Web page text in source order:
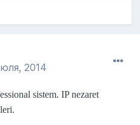
2014
sistem. IP nezaret